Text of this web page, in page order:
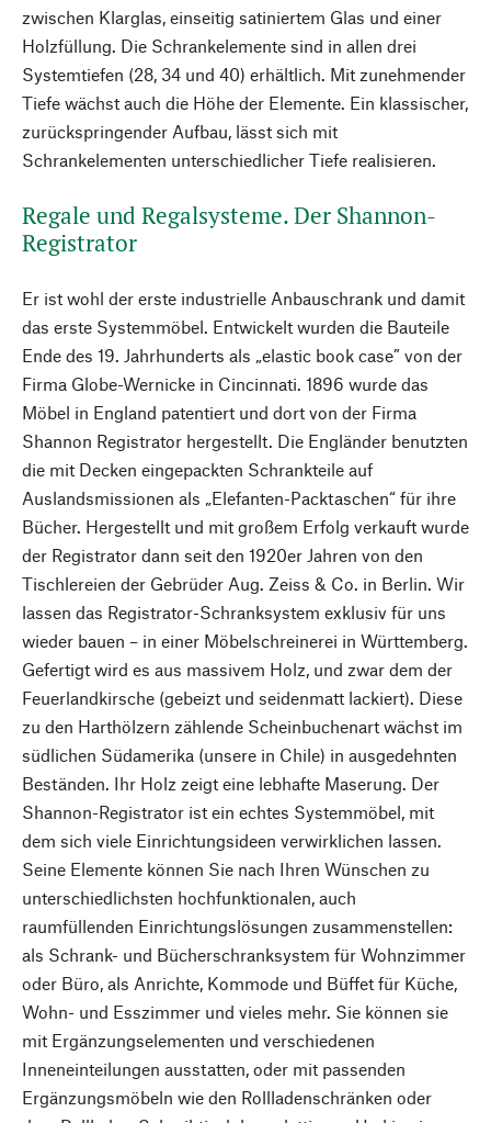
zwischen Klarglas, einseitig satiniertem Glas und einer
Holzfüllung. Die Schrankelemente sind in allen drei
Systemtiefen (28, 34 und 40) erhältlich. Mit zunehmender
Tiefe wächst auch die Höhe der Elemente. Ein klassischer,
zurückspringender Aufbau, lässt sich mit
Schrankelementen unterschiedlicher Tiefe realisieren.
Regale und Regalsysteme. Der Shannon-
Registrator
Er ist wohl der erste industrielle Anbauschrank und damit
das erste Systemmöbel. Entwickelt wurden die Bauteile
Ende des 19. Jahrhunderts als „elastic book case” von der
Firma Globe-Wernicke in Cincinnati. 1896 wurde das
Möbel in England patentiert und dort von der Firma
Shannon Registrator hergestellt. Die Engländer benutzten
die mit Decken eingepackten Schrankteile auf
Auslandsmissionen als „Elefanten-Packtaschen“ für ihre
Bücher. Hergestellt und mit großem Erfolg verkauft wurde
der Registrator dann seit den 1920er Jahren von den
Tischlereien der Gebrüder Aug. Zeiss & Co. in Berlin. Wir
lassen das Registrator-Schranksystem exklusiv für uns
wieder bauen – in einer Möbelschreinerei in Württemberg.
Gefertigt wird es aus massivem Holz, und zwar dem der
Feuerlandkirsche (gebeizt und seidenmatt lackiert). Diese
zu den Harthölzern zählende Scheinbuchenart wächst im
südlichen Südamerika (unsere in Chile) in ausgedehnten
Beständen. Ihr Holz zeigt eine lebhafte Maserung. Der
Shannon-Registrator ist ein echtes Systemmöbel, mit
dem sich viele Einrichtungsideen verwirklichen lassen.
Seine Elemente können Sie nach Ihren Wünschen zu
unterschiedlichsten hochfunktionalen, auch
raumfüllenden Einrichtungslösungen zusammenstellen:
als Schrank- und Bücherschranksystem für Wohnzimmer
oder Büro, als Anrichte, Kommode und Büffet für Küche,
Wohn- und Esszimmer und vieles mehr. Sie können sie
mit Ergänzungselementen und verschiedenen
Inneneinteilungen ausstatten, oder mit passenden
Ergänzungsmöbeln wie den Rollladenschränken oder